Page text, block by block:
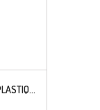
POCHOIR A4 EN PLASTIQUE MYLAR ALPHABET LETTRE TYPO CHARLEMAGNE 28 MM